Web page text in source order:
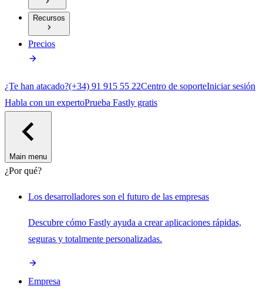
Recursos
Precios
¿Te han atacado?(+34) 91 915 55 22Centro de soporteIniciar sesión
Habla con un expertoPrueba Fastly gratis
Main menu
¿Por qué?
Los desarrolladores son el futuro de las empresas
Descubre cómo Fastly ayuda a crear aplicaciones rápidas,
seguras y totalmente personalizadas.
Empresa